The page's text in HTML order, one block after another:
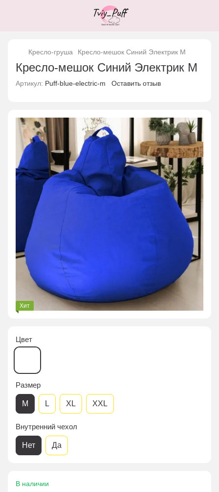
Кресло-груша Кресло-мешок Синий Электрик M
Кресло-мешок Синий Электрик M
Артикул: Puff-blue-electric-m Оставить отзыв
Хит
Цвет
Размер
M L XL XXL
Внутренний чехол
Нет Да
В наличии